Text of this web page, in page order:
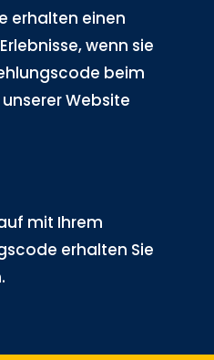
erhalten einen
wenn sie
beim
Website
mit Ihrem
erhalten Sie